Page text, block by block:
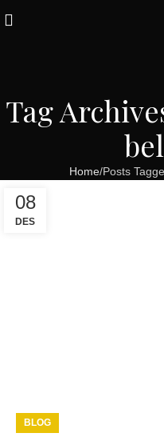
Tag
Home Posts
08
DES
BLOG